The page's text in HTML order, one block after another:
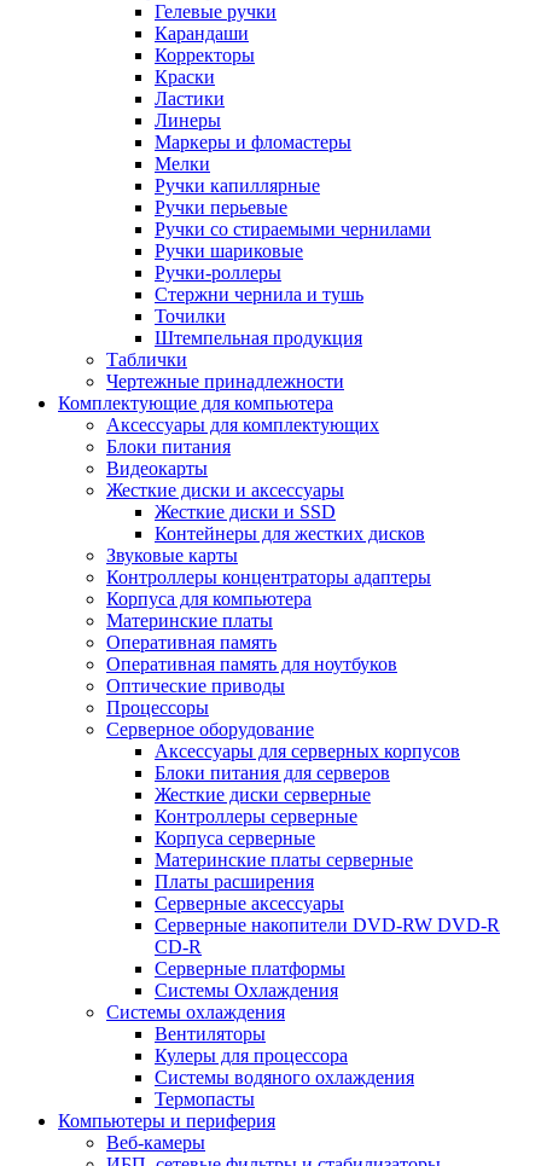
Гелевые ручки
Карандаши
Корректоры
Краски
Ластики
Линеры
Маркеры и фломастеры
Мелки
Ручки капиллярные
Ручки перьевые
Ручки со стираемыми чернилами
Ручки шариковые
Ручки-роллеры
Стержни чернила и тушь
Точилки
Штемпельная продукция
Таблички
Чертежные принадлежности
Комплектующие для компьютера
Аксессуары для комплектующих
Блоки питания
Видеокарты
Жесткие диски и аксессуары
Жесткие диски и SSD
Контейнеры для жестких дисков
Звуковые карты
Контроллеры концентраторы адаптеры
Корпуса для компьютера
Материнские платы
Оперативная память
Оперативная память для ноутбуков
Оптические приводы
Процессоры
Серверное оборудование
Аксессуары для серверных корпусов
Блоки питания для серверов
Жесткие диски серверные
Контроллеры серверные
Корпуса серверные
Материнские платы серверные
Платы расширения
Серверные аксессуары
Серверные накопители DVD-RW DVD-R
CD-R
Серверные платформы
Системы Охлаждения
Системы охлаждения
Вентиляторы
Кулеры для процессора
Системы водяного охлаждения
Термопасты
Компьютеры и периферия
Веб-камеры